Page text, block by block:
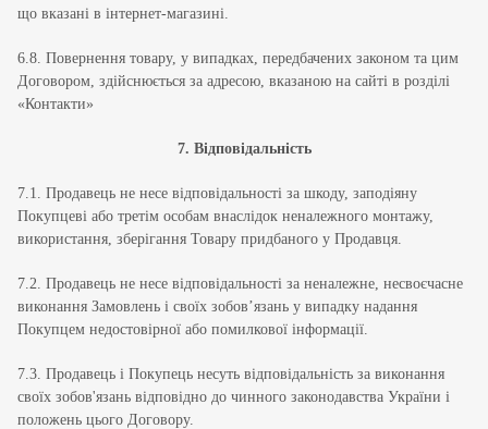
що вказані в інтернет-магазині.
6.8. Повернення товару, у випадках, передбачених законом та цим
Договором, здійснюється за адресою, вказаною на сайті в розділі
«Контакти»
7. Відповідальність
7.1. Продавець не несе відповідальності за шкоду, заподіяну
Покупцеві або третім особам внаслідок неналежного монтажу,
використання, зберігання Товару придбаного у Продавця.
7.2. Продавець не несе відповідальності за неналежне, несвоєчасне
виконання Замовлень і своїх зобов’язань у випадку надання
Покупцем недостовірної або помилкової інформації.
7.3. Продавець і Покупець несуть відповідальність за виконання
своїх зобов'язань відповідно до чинного законодавства України і
положень цього Договору.